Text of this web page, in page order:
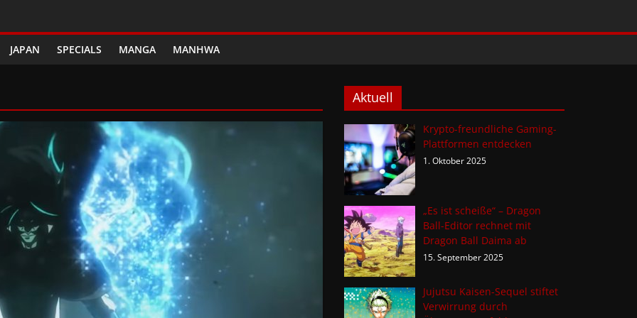
JAPAN SPECIALS MANGA MANHWA
Aktuell
Krypto-freundliche Gaming-
Plattformen entdecken
1. Oktober 2025
„Es ist scheiße“ – Dragon
Ball-Editor rechnet mit
Dragon Ball Daima ab
15. September 2025
Jujutsu Kaisen-Sequel stiftet
Verwirrung durch